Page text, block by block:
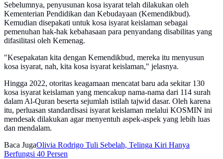
Sebelumnya, penyusunan kosa isyarat telah dilakukan oleh
Kementerian Pendidikan dan Kebudayaan (Kemendikbud).
Kemudian disepakati untuk kosa isyarat keislaman sebagai
pemenuhan hak-hak kebahasaan para penyandang disabilitas yang
difasilitasi oleh Kemenag.
"Kesepakatan kita dengan Kemendikbud, mereka itu menyusun
kosa isyarat, nah, kita kosa isyarat keislaman," jelasnya.
Hingga 2022, otoritas keagamaan mencatat baru ada sekitar 130
kosa isyarat keislaman yang mencakup nama-nama dari 114 surah
dalam Al-Quran beserta sejumlah istilah tajwid dasar. Oleh karena
itu, perluasan standardisasi isyarat keislaman melalui KOSMIN ini
mendesak dilakukan agar menyentuh aspek-aspek yang lebih luas
dan mendalam.
Baca JugaOlivia Rodrigo Tuli Sebelah, Telinga Kiri Hanya
Berfungsi 40 Persen